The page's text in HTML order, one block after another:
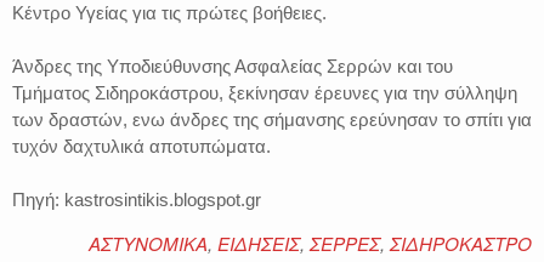
Κέντρο Υγείας για τις πρώτες βοήθειες.
Άνδρες της Υποδιεύθυνσης Ασφαλείας Σερρών και του
Τμήματος Σιδηροκάστρου, ξεκίνησαν έρευνες για την σύλληψη
των δραστών, ενω άνδρες της σήμανσης ερεύνησαν το σπίτι για
τυχόν δαχτυλικά αποτυπώματα.
Πηγή: kastrosintikis.blogspot.gr
ΑΣΤΥΝΟΜΙΚΑ, ΕΙΔΗΣΕΙΣ, ΣΕΡΡΕΣ, ΣΙΔΗΡΟΚΑΣΤΡΟ